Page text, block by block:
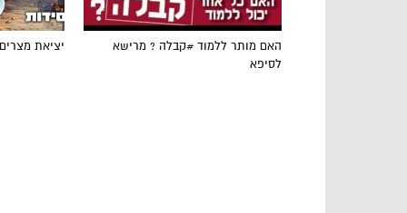
יציאת מצרים
האם מותר ללמוד #קבלה ? מרישא
לסיפא